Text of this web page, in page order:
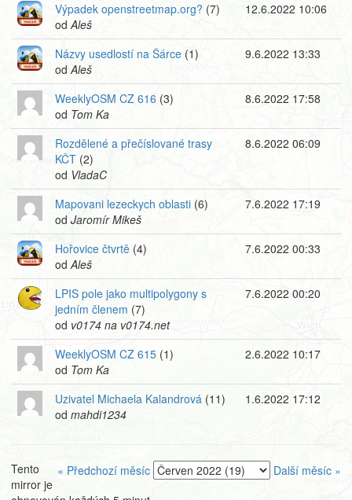
Výpadek openstreetmap.org? (7)
odAleš
12.6.2022 10:06
Názvy usedlostí na Šárce (1)
odAleš
9.6.2022 13:33
WeeklyOSM CZ 616 (3)
od Tom Ka
8.6.2022 17:58
Rozdělené a přečíslované trasy
KČT (2)
od VladaC
8.6.2022 06:09
Mapovani lezeckych oblasti (6)
od Jaromír Mikeš
7.6.2022 17:19
Hořovice čtvrtě (4)
odAleš
7.6.2022 00:33
LPIS pole jako multipolygony s
jedním členem (7)
od v0174 na v0174.net
7.6.2022 00:20
WeeklyOSM CZ 615 (1)
od Tom Ka
2.6.2022 10:17
Uzivatel Michaela Kalandrová (11)
od mahdi1234
1.6.2022 17:12
« Předchozí měsíc Další měsíc »
Tento
mirror je